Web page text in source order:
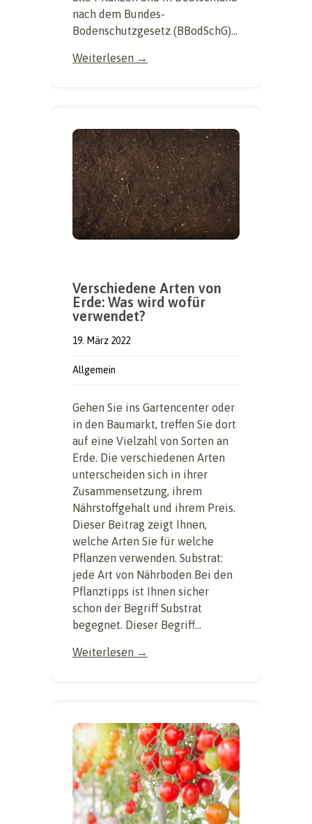
nach dem Bundes-
Bodenschutzgesetz (BBodSchG)...
Weiterlesen →
Verschiedene Arten von
Erde: Was wird wofür
verwendet?
19. März 2022
Allgemein
Gehen Sie ins Gartencenter oder
in den Baumarkt, treffen Sie dort
auf eine Vielzahl von Sorten an
Erde. Die verschiedenen Arten
unterscheiden sich in ihrer
Zusammensetzung, ihrem
Nährstoffgehalt und ihrem Preis.
Dieser Beitrag zeigt Ihnen,
welche Arten Sie für welche
Pflanzen verwenden. Substrat:
jede Art von Nährboden Bei den
Pflanztipps ist Ihnen sicher
schon der Begriff Substrat
begegnet. Dieser Begriff...
Weiterlesen →